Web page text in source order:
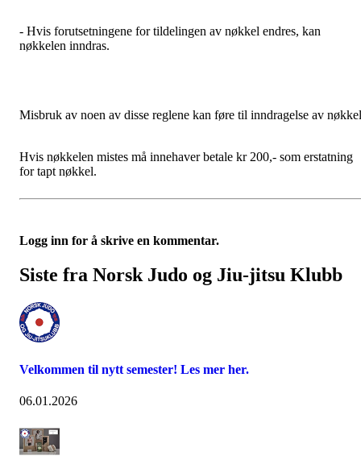
- Hvis forutsetningene for tildelingen av nøkkel endres, kan
nøkkelen inndras.
Misbruk av noen av disse reglene kan føre til inndragelse av
Hvis nøkkelen mistes må innehaver betale kr 200,- som erstatning
for tapt nøkkel.
Logg inn for å skrive en kommentar.
Siste fra Norsk Judo og Jiu-jitsu Klubb
Velkommen til nytt semester! Les mer her.
06.01.2026